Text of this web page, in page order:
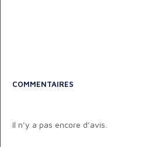
COMMENTAIRES
Il n’y a pas encore d’avis.